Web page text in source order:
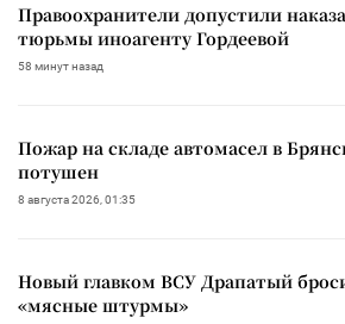
Правоохранители допустили
тюрьмы иноагенту Гордеевой
58 минут назад
Пожар на складе автомасел в
потушен
8 августа 2026, 01:35
Новый главком ВСУ Драпатый
«мясные штурмы»